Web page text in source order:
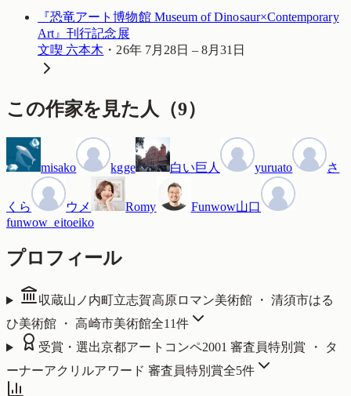
『恐竜アート博物館 Museum of Dinosaur×Contemporary
Art』刊行記念展
文喫 六本木 ・ 26年 7月28日 – 8月31日
この作家を見た人 （9）
misako kgge 白い巨人 yuruato さ
くら ウメ Romy
Funwow山口
funwow_eitoeiko
プロフィール
収蔵山ノ内町立志賀高原ロマン美術館 ・ 清須市はる
ひ美術館 ・ 高崎市美術館全11件
受賞・選出京都アートコンペ2001 審査員特別賞 ・ タ
ーナーアクリルアワード 審査員特別賞全5件